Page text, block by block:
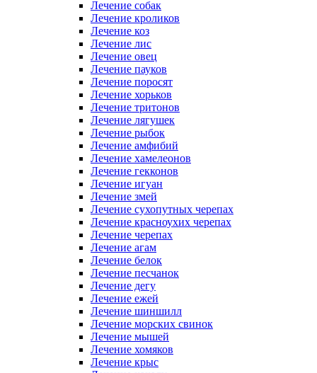
Лечение собак
Лечение кроликов
Лечение коз
Лечение лис
Лечение овец
Лечение пауков
Лечение поросят
Лечение хорьков
Лечение тритонов
Лечение лягушек
Лечение рыбок
Лечение амфибий
Лечение хамелеонов
Лечение гекконов
Лечение игуан
Лечение змей
Лечение сухопутных черепах
Лечение красноухих черепах
Лечение черепах
Лечение агам
Лечение белок
Лечение песчанок
Лечение дегу
Лечение ежей
Лечение шиншилл
Лечение морских свинок
Лечение мышей
Лечение хомяков
Лечение крыс